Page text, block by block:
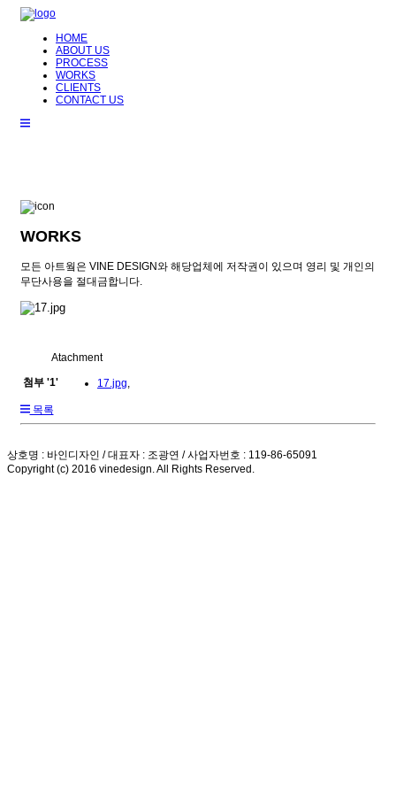
HOME
ABOUT US
PROCESS
WORKS
CLIENTS
CONTACT US
WORKS
모든 아트웤은 VINE DESIGN와 해당업체에 저작권이 있으며 영리 및 개인의
무단사용을 절대금합니다.
Atachment
첨부 '1' 17.jpg,
목록
상호명 : 바인디자인 / 대표자 : 조광연 / 사업자번호 : 119-86-65091
Copyright (c) 2016 vinedesign. All Rights Reserved.